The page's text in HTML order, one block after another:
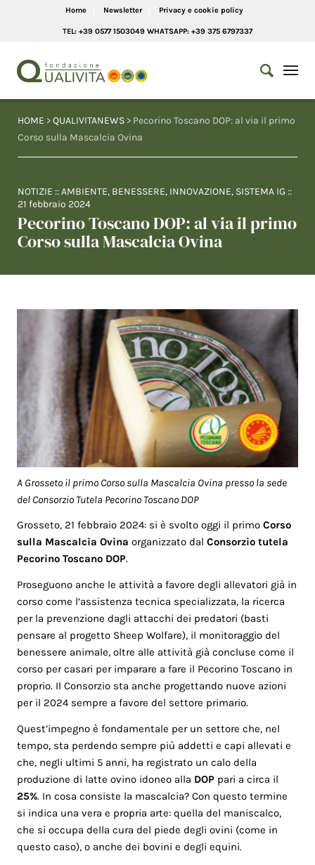
Home Newsletter Privacy e cookie policy
TEL: +39 0577 1503049 WHATSAPP: +39 375 6797337
HOME >QUALIVITANEWS > Pecorino Toscano DOP: al via il primo
Corso sulla Mascalcia Ovina
NOTIZIE ::AMBIENTE, BENESSERE, INNOVAZIONE, SISTEMA IG ::
21 febbraio 2024
Pecorino Toscano DOP: al via il primo
Corso sulla Mascalcia Ovina
A Grosseto il primo Corso sulla Mascalcia Ovina presso la sede
del Consorzio Tutela Pecorino Toscano DOP
Grosseto, 21 febbraio 2024: si è svolto oggi il primoCorso
sulla Mascalcia Ovina organizzato dalConsorzio tutela
Pecorino Toscano DOP.
Proseguono anche le attività a favore degli allevatori già in
corso come l’assistenza tecnica specializzata, la ricerca
per la prevenzione dagli attacchi dei predatori (basti
pensare al progetto Sheep Wolfare), il monitoraggio del
benessere animale, oltre alle attività già concluse come il
corso per casari per imparare a fare il Pecorino Toscano in
proprio. Il Consorzio sta anche progettando nuove azioni
per il 2024 sempre a favore del settore primario.
Quest’impegno è fondamentale per un settore che, nel
tempo, sta perdendo sempre più addetti e capi allevati e
che, negli ultimi 5 anni, ha registrato un calo della
produzione di latte ovino idoneo alla DOP pari a circa il
25%. In cosa consiste la mascalcia? Con questo termine
si indica una vera e propria arte: quella del maniscalco,
che si occupa della cura del piede degli ovini (come in
questo caso), o anche dei bovini e degli equini.